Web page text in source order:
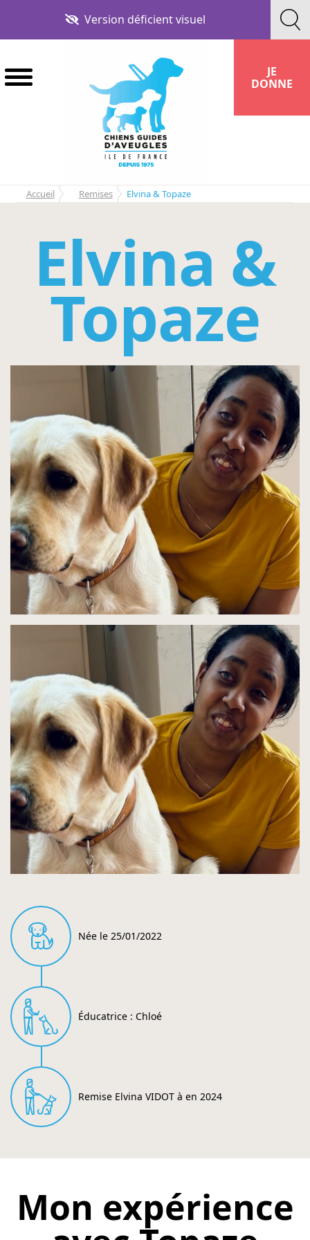
la
contenu
Version déficient visuel
JE
DONNE
Accueil Remises Elvina & Topaze
Elvina &
Topaze
Née le 25/01/2022
Éducatrice : Chloé
Remise Elvina VIDOT à en 2024
Mon expérience